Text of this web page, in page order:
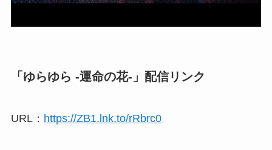
「ゆらゆら -運命の花-」配信リンク
URL： https://ZB1.lnk.to/rRbrc0